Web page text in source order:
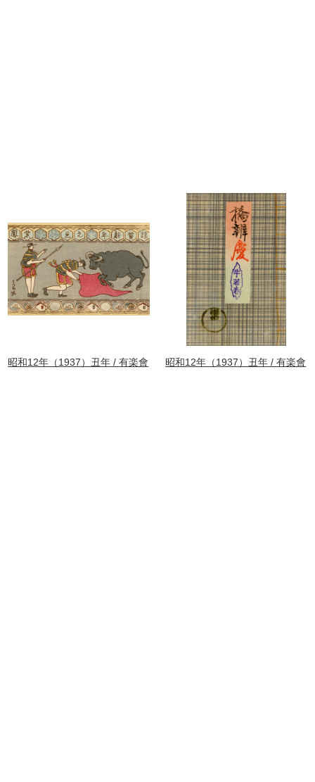
昭和12年（1937）丑年 有楽會 昭和12年（1937）丑年 有楽會